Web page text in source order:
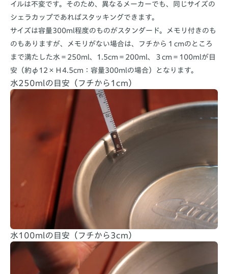
イルは不変です。そのため、異なるメーカーでも、同じサイズの
シェラカップであればスタッキングできます。
サイズは容量300ml程度のものがスタンダード。メモリ付きのも
のもありますが、メモリがない場合は、フチから１cmのところ
まで満たした水＝250ml、1.5cm＝200ml、３cm＝100mlが目
安（約φ12×Ｈ4.5cm：容量300mlの場合）となります。
水250mlの目安（フチから1cm）
水100mlの目安（フチから3cm）